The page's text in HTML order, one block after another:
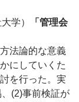
学）
「管理会
法論的な意義
にしていくた
を行った。実
(2)事前検証が